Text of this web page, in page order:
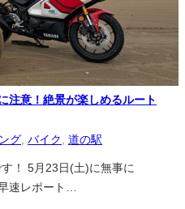
注意！絶景が楽しめるルート
グ, バイク, 道の駅
！ 5月23日(土)に無事に
速レポート…